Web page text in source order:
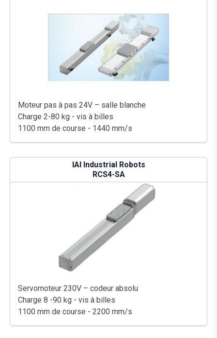
Moteur pas à pas 24V – salle blanche
Charge 2-80 kg - vis à billes
1100 mm de course - 1440 mm/s
IAI Industrial Robots
RCS4-SA
Servomoteur 230V – codeur absolu
Charge 8 -90 kg - vis à billes
1100 mm de course - 2200 mm/s